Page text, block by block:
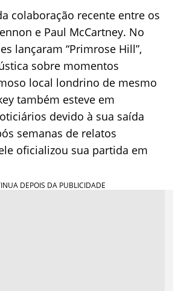
colaboração recente entre os
e Paul McCartney. No
lançaram “Primrose Hill”,
sobre momentos
local londrino de mesmo
também esteve em
devido à sua saída
semanas de relatos
oficializou sua partida em